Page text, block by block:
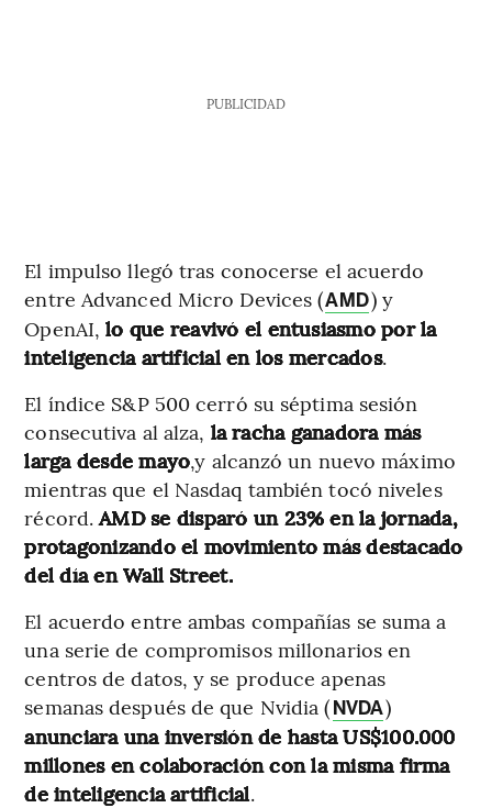
PUBLICIDAD
El impulso llegó tras conocerse el acuerdo
entre Advanced Micro Devices (AMD) y
OpenAI,lo que reavivó el entusiasmo por la
inteligencia artificial en los mercados.
El índice S&P 500 cerró su séptima sesión
consecutiva al alza, la racha ganadora más
larga desde mayo,y alcanzó un nuevo máximo
mientras que el Nasdaq también tocó niveles
récord.AMD se disparó un 23% en la jornada,
protagonizando el movimiento más destacado
del día en Wall Street.
El acuerdo entre ambas compañías se suma a
una serie de compromisos millonarios en
centros de datos, y se produce apenas
semanas después de que Nvidia (NVDA)
anunciara una inversión de hasta US$100.000
millones en colaboración con la misma firma
de inteligencia artificial.